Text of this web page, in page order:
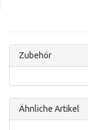
Zubehör
Ähnliche Artikel